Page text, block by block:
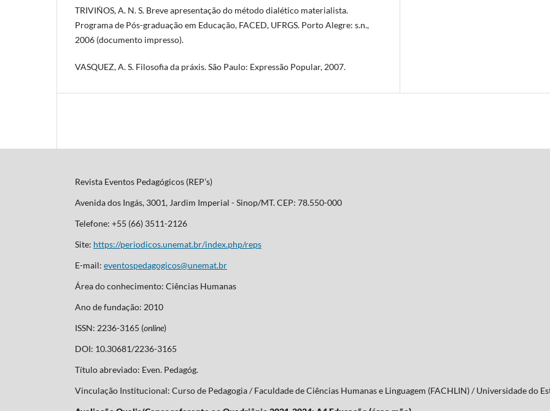
TRIVIÑOS, A. N. S. Breve apresentação do método dialético materialista.
Programa de Pós-graduação em Educação, FACED, UFRGS. Porto Alegre: s.n.,
2006 (documento impresso).
VASQUEZ, A. S. Filosofia da práxis. São Paulo: Expressão Popular, 2007.
Revista Eventos Pedagógicos (REP’s)
Avenida dos Ingás, 3001, Jardim Imperial - Sinop/MT. CEP: 78.550-000
Telefone: +55 (66) 3511-2126
Site: https://periodicos.unemat.br/index.php/reps
E-mail: eventospedagogicos@unemat.br
Área do conhecimento: Ciências Humanas
Ano de fundação: 2010
ISSN: 2236-3165 (online)
DOI: 10.30681/2236-3165
Título abreviado: Even. Pedagóg.
Vinculação Institucional: Curso de Pedagogia / Faculdade de Ciências Humanas e Linguagem (FACHLIN) / Universidade do